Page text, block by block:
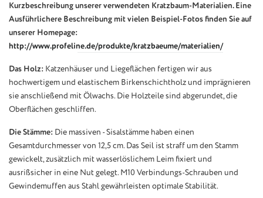
Kurzbeschreibung unserer verwendeten Kratzbaum-Materialien. Eine
Ausführlichere Beschreibung mit vielen Beispiel-Fotos finden Sie auf
unserer Homepage:
http://www.profeline.de/produkte/kratzbaeume/materialien/
Das Holz: Katzenhäuser und Liegeflächen fertigen wir aus
hochwertigem und elastischem Birkenschichtholz und imprägnieren
sie anschließend mit Ölwachs. Die Holzteile sind abgerundet, die
Oberflächen geschliffen.
Die Stämme: Die massiven - Sisalstämme haben einen
Gesamtdurchmesser von 12,5 cm. Das Seil ist straff um den Stamm
gewickelt, zusätzlich mit wasserlöslichem Leim fixiert und
ausrißsicher in eine Nut gelegt. M10 Verbindungs-Schrauben und
Gewindemuffen aus Stahl gewährleisten optimale Stabilität.